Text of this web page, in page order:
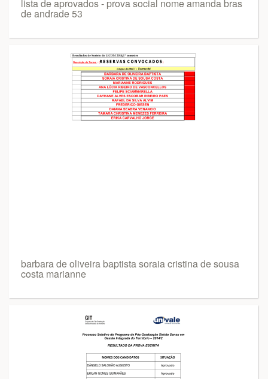
lista de aprovados - prova social nome amanda bras
de andrade 53
barbara de oliveira baptista soraia cristina de sousa
costa marianne